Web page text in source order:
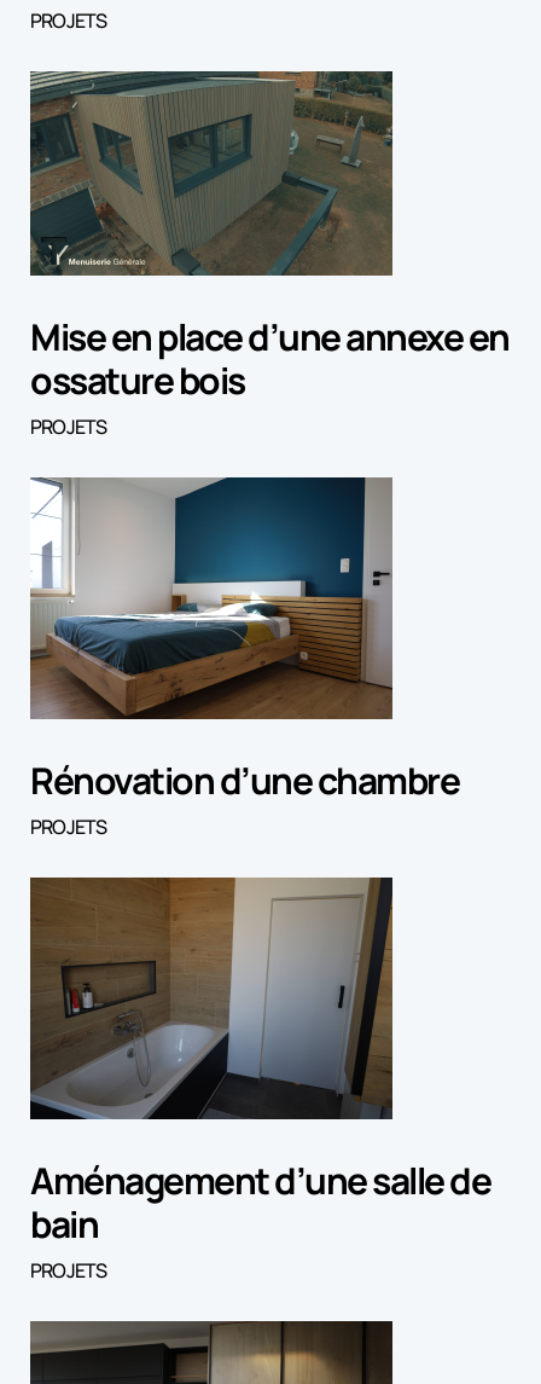
PROJETS
Mise en place d’une annexe en
ossature bois
PROJETS
Rénovation d’une chambre
PROJETS
Aménagement d’une salle de
bain
PROJETS